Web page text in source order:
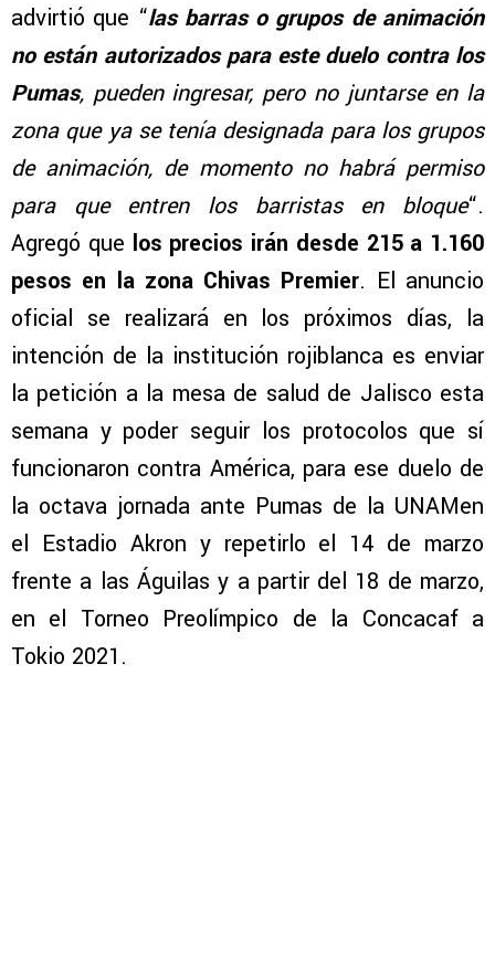
advirtió que “las barras o grupos de animación
no están autorizados para este duelo contra los
Pumas, pueden ingresar, pero no juntarse en la
zona que ya se tenía designada para los grupos
de animación, de momento no habrá permiso
para que entren los barristas en bloque“.
Agregó que los precios irán desde 215 a 1.160
pesos en la zona Chivas Premier. El anuncio
oficial se realizará en los próximos días, la
intención de la institución rojiblanca es enviar
la petición a la mesa de salud de Jalisco esta
semana y poder seguir los protocolos que sí
funcionaron contra América, para ese duelo de
la octava jornada ante Pumas de la UNAMen
el Estadio Akron y repetirlo el 14 de marzo
frente a las Águilas y a partir del 18 de marzo,
en el Torneo Preolímpico de la Concacaf a
Tokio 2021.